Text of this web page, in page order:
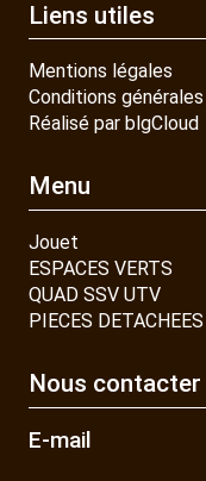
Liens utiles
Mentions légales
Conditions générales
Réalisé par blgCloud
Menu
Jouet
ESPACES VERTS
QUAD SSV UTV
PIECES DETACHEES
Nous contacter
E-mail